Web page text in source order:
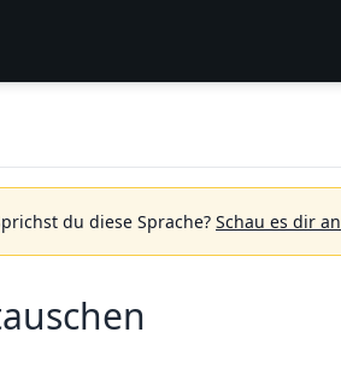
du diese Sprache? Schau es dir an